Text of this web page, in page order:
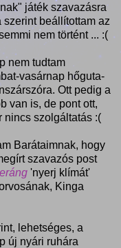
játék szavazásra
beállítottam az
nem történt ... :(
nem tudtam
vasárnap hőguta-
Ott pedig a
van is, de pont ott,
nincs szolgáltatás :(
Barátaimnak, hogy
szavazós post
'nyerj klímát'
Kinga
lehetséges, a
új nyári ruhára